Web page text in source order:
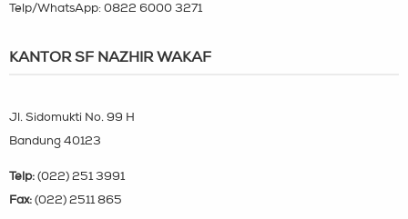
Telp/WhatsApp: 0822 6000 3271
KANTOR SF NAZHIR WAKAF
Jl. Sidomukti No. 99 H
Bandung 40123
Telp: (022) 251 3991
Fax: (022) 2511 865